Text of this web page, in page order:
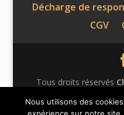
Décharge de
CGV
Tous droits réservés
2026 | Ce site
Nous utilisons des